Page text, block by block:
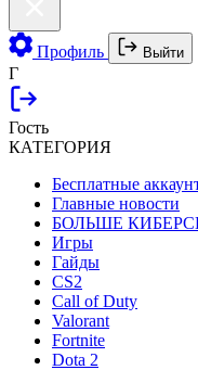
Профиль Выйти
Г
Гость
КАТЕГОРИЯ
Бесплатные
Главные новости
БОЛЬШЕ
Игры
Гайды
CS2
Call of Duty
Valorant
Fortnite
Dota 2